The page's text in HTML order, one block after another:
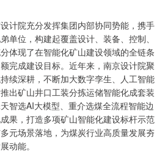
院充分发挥集团内部协同势能，携手
单位，构建起覆盖设计、装备、控制、
体现了在智能化矿山建设领域的全链条
完成建设目标。近年来，南京设计院聚
续深耕，不断加大数字孪生、人工智能
出矿山井口工装分拣运储智能化成套装
智选AI大模型、重介选煤全流程智能边
果，打造多项矿山智能化建设标杆示范
元场景落地，为煤炭行业高质量发展夯
动能。